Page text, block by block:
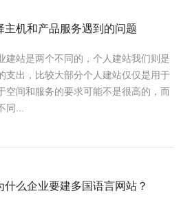
主机和产品服务遇到的问题
建站是两个不同的，个人建站我们则是
支出，比较大部分个人建站仅仅是用于
空间和服务的要求可能不是很高的，而
同...
什么企业要建多国语言网站？